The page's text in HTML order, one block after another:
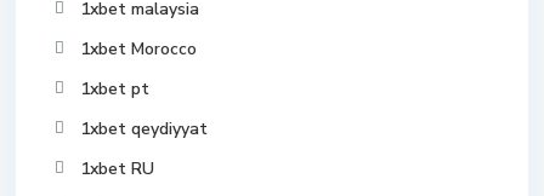
1xbet malaysia
1xbet Morocco
1xbet pt
1xbet qeydiyyat
1xbet RU